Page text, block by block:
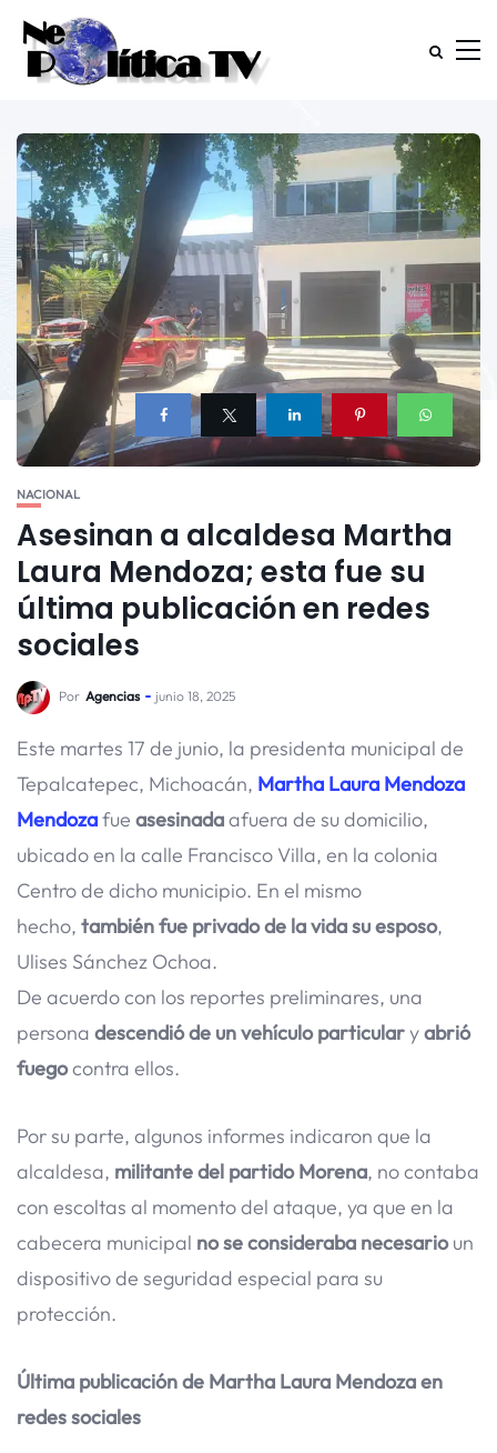
NACIONAL
Asesinan a alcaldesa Martha
Laura Mendoza; esta fue su
última publicación en redes
sociales
Por Agencias junio 18, 2025
Este martes 17 de junio, la presidenta municipal de
Tepalcatepec, Michoacán, Martha Laura Mendoza
Mendozafue asesinadaafuera de su domicilio,
ubicado en la calle Francisco Villa, en la colonia
Centro de dicho municipio. En el mismo
hecho, también fue privado de la vida su esposo,
Ulises Sánchez Ochoa.
De acuerdo con los reportes preliminares, una
persona descendió de un vehículo particularyabrió
fuegocontra ellos.
Por su parte, algunos informes indicaron que la
alcaldesa, militante del partido Morena, no contaba
con escoltas al momento del ataque, ya que en la
cabecera municipal no se consideraba necesarioun
dispositivo de seguridad especial para su
protección.
Última publicación de Martha Laura Mendoza en
redes sociales